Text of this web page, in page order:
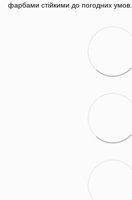
фарбами стійкими до погодних умов.